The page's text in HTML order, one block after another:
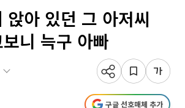
아 있던 그 아저씨
니 늑구 아빠
구글 선호매체 추가